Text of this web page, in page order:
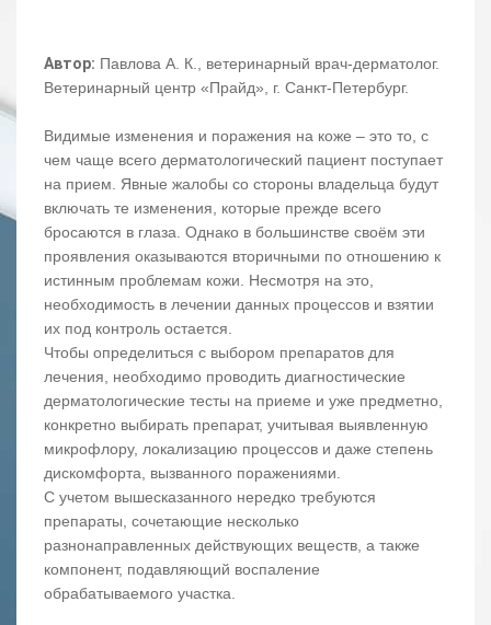
Автор: Павлова А. К., ветеринарный врач-дерматолог.
Ветеринарный центр «Прайд», г. Санкт-Петербург.
Видимые изменения и поражения на коже – это то, с
чем чаще всего дерматологический пациент поступает
на прием. Явные жалобы со стороны владельца будут
включать те изменения, которые прежде всего
бросаются в глаза. Однако в большинстве своём эти
проявления оказываются вторичными по отношению к
истинным проблемам кожи. Несмотря на это,
необходимость в лечении данных процессов и взятии
их под контроль остается.
Чтобы определиться с выбором препаратов для
лечения, необходимо проводить диагностические
дерматологические тесты на приеме и уже предметно,
конкретно выбирать препарат, учитывая выявленную
микрофлору, локализацию процессов и даже степень
дискомфорта, вызванного поражениями.
С учетом вышесказанного нередко требуются
препараты, сочетающие несколько
разнонаправленных действующих веществ, а также
компонент, подавляющий воспаление
обрабатываемого участка.